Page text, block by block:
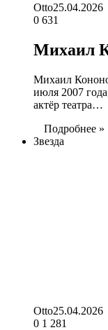
Otto25.04.2026
0 631
Михаил
Михаил
июля 2007
актёр театра…
Подробнее »
Звезда
Otto25.04.2026
0 1 281